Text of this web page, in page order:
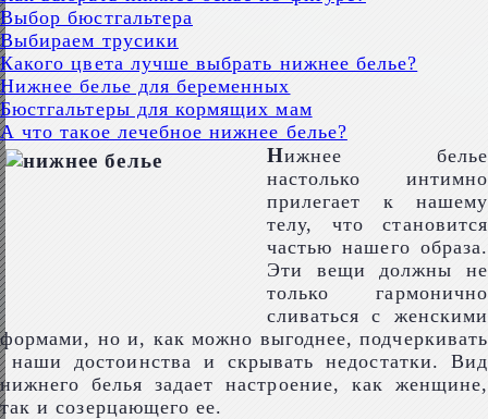
Выбор бюстгальтера
Выбираем трусики
Какого цвета лучше выбрать нижнее белье?
Нижнее белье для беременных
Бюстгальтеры для кормящих мам
А что такое лечебное нижнее белье?
Нижнее белье
настолько интимно
прилегает к нашему
телу, что становится
частью нашего образа.
Эти вещи должны не
только гармонично
сливаться с женскими
формами, но и, как можно выгоднее, подчеркивать
наши достоинства и скрывать недостатки. Вид
нижнего белья задает настроение, как женщине,
так и созерцающего ее.